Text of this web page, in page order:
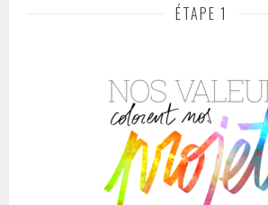
ÉTAPE 1